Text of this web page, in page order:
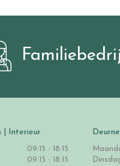
| Interieur
09:15 - 18:15
09:15 - 18:15